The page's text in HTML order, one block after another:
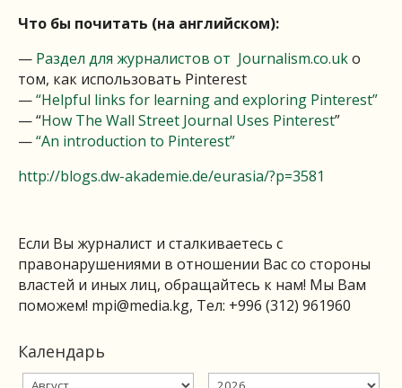
Что бы почитать (на английском):
— Раздел для журналистов от Journalism.co.ukо
том, как использовать Pinterest
—“Helpful links for learning and exploring Pinterest”
— “How The Wall Street Journal Uses Pinterest”
—“An introduction to Pinterest”
http://blogs.dw-akademie.de/eurasia/?p=3581
Если Вы журналист и сталкиваетесь с
правонарушениями в отношении Вас со стороны
властей и иных лиц, обращайтесь к нам! Мы Вам
поможем! mpi@media.kg, Тел: +996 (312) 961960
Календарь